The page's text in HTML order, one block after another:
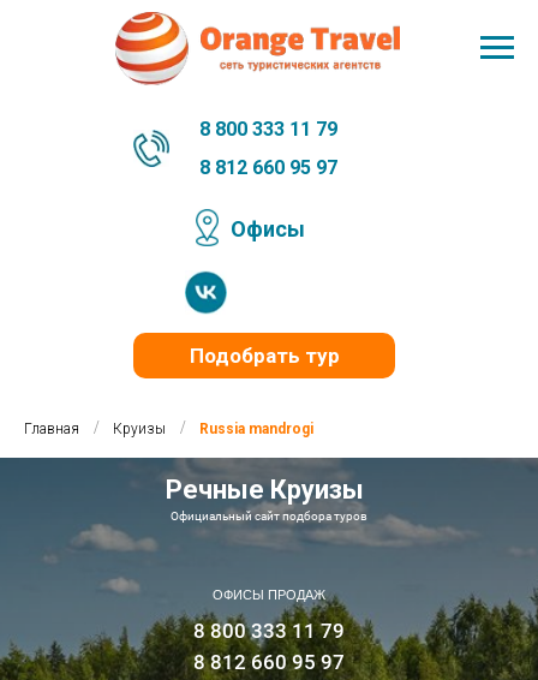
Подобрать тур
Офисы
8 812 660 95 97
8 800 333 11 79
Главная / Круизы / Russia mandrogi
8 800 333 11 79
Официальный сайт подбора туров
8 812 660 95 97
ОФИСЫ ПРОДАЖ
Речные Круизы